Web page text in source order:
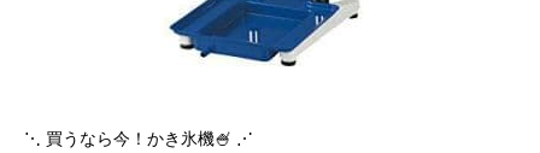
⋱ 買うなら今！かき氷機🍧 ⋰